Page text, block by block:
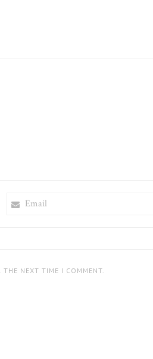
THE NEXT TIME I COMMENT.